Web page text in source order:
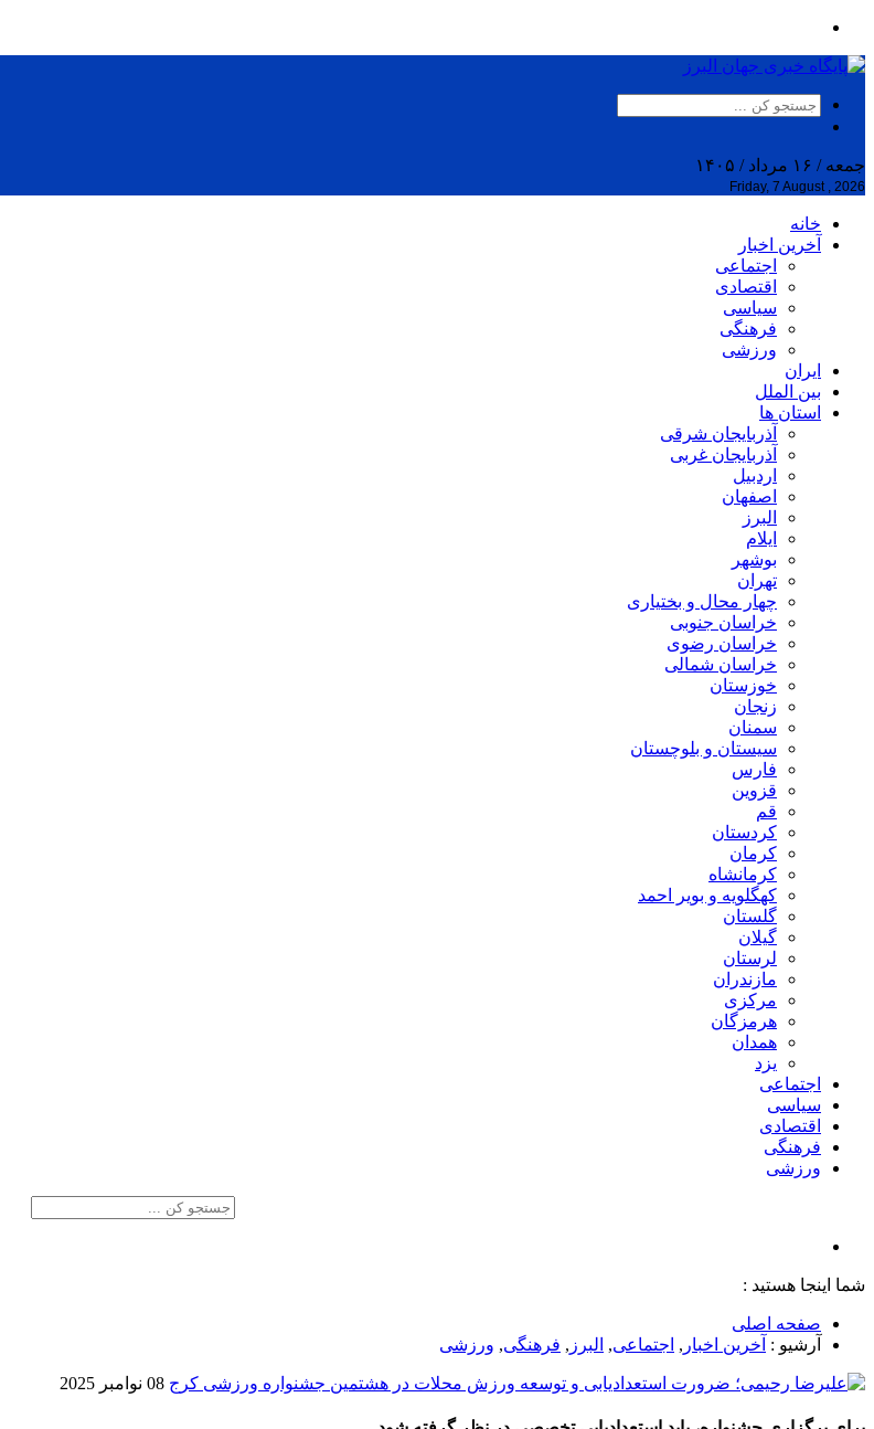
جمعه / ۱۶ مرداد / ۱۴۰۵
Friday, 7 August , 2026
خانه
آخرین اخبار
اجتماعی
اقتصادی
سیاسی
فرهنگی
ورزشی
ایران
بین الملل
استان ها
آذربایجان شرقی
آذربایجان غربی
اردبیل
اصفهان
البرز
ایلام
بوشهر
تهران
چهار محال و بختیاری
خراسان جنوبی
خراسان رضوی
خراسان شمالی
خوزستان
زنجان
سمنان
سیستان و بلوچستان
فارس
قزوین
قم
کردستان
کرمان
کرمانشاه
کهگلویه و بویر احمد
گلستان
گیلان
لرستان
مازندران
مرکزی
هرمزگان
همدان
یزد
اجتماعی
سیاسی
اقتصادی
فرهنگی
ورزشی
شما اینجا هستید :
صفحه اصلی
آرشیو : آخرین اخبار , اجتماعی, البرز , فرهنگی, ورزشی
08 نوامبر 2025